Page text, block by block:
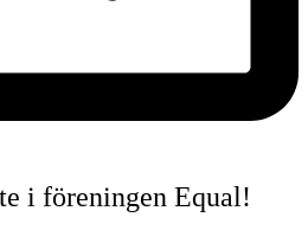
i föreningen Equal!